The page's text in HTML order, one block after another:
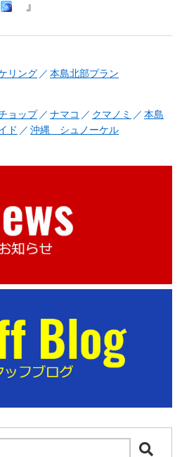
』
リング 本島北部プラン
ョップ ナマコ クマノミ
本島
ド 沖縄 シュノーケル